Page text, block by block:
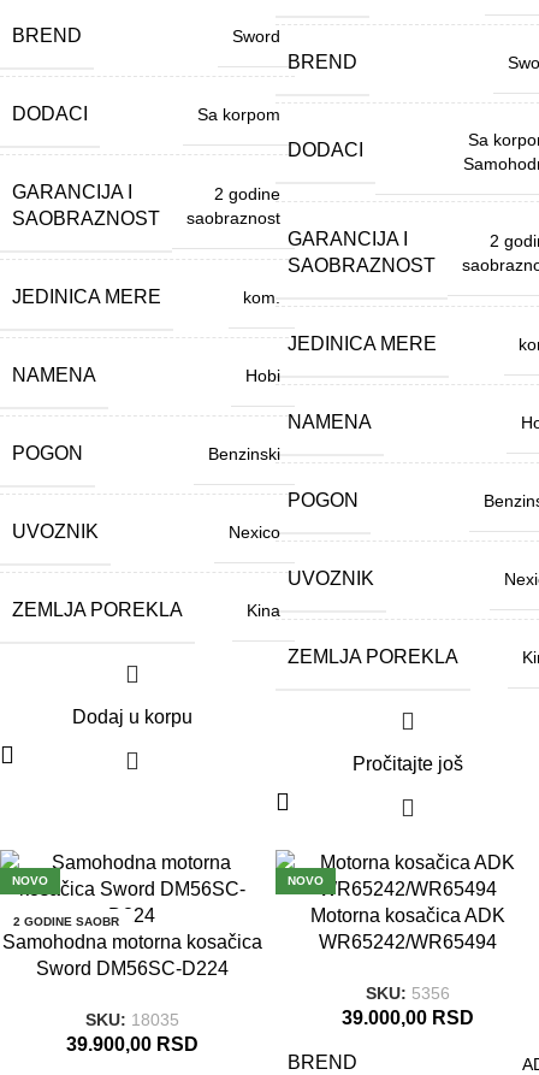
BREND Sword
DODACI Sa korpom
GARANCIJA I
SAOBRAZNOST
2 godine
saobraznost
JEDINICA MERE kom.
NAMENA Hobi
POGON Benzinski
UVOZNIK Nexico
ZEMLJA POREKLA Kina
Dodaj u korpu
BREND
DODACI
Sa
GARANCIJA I
SAOBRAZNOST
2
JEDINICA MERE
NAMENA
POGON
UVOZNIK
ZEMLJA POREKLA
Pročitajte još
NOVO
2 GODINE SAOBR
AZNOST
Samohodna motorna kosačica
Sword DM56SC-D224
SKU: 18035
39.900,00 RSD
NOVO
2 GODINE SAOBR
AZNOST
Motorna kosačica ADK
WR65242/WR65494
SKU: 5356
39.000,00 RSD
BREND